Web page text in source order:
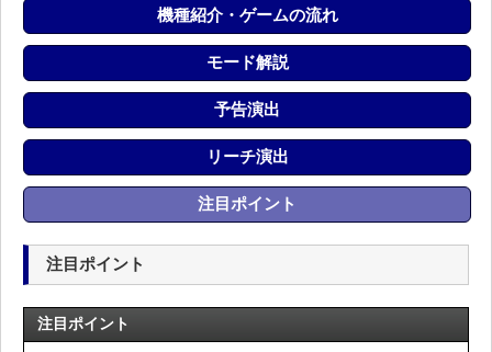
機種紹介・ゲームの流れ
モード解説
予告演出
リーチ演出
注目ポイント
注目ポイント
注目ポイント